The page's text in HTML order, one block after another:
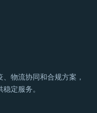
物流协同和合规方案，
定服务。